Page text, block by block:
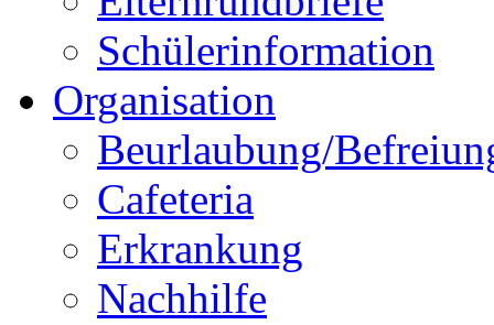
Schülerinformation
Organisation
Beurlaubung/
Cafeteria
Erkrankung
Nachhilfe